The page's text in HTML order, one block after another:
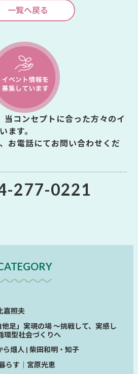
一覧へ戻る
コンセプトに合った方々のイ
ます。
お電話にてお問い合わせくだ
277-0221
嘉照夫
足」実現の場 ～挑戦して、実感し
環型社会づくりへ
ら畑人 | 柴田和明・知子
らす│宮原光恵